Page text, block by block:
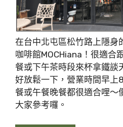
在台中北屯區松竹路上隱身
咖啡館MOCHiana！很適合
餐或下午茶時段來杯拿鐵談
好放鬆一下，營業時間早上
餐或午餐晚餐都很適合哩～
大家參考囉。